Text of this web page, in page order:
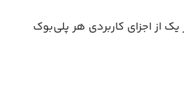
از اجزای کاربردی هر پلی‌بوک